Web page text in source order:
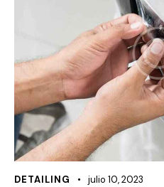
DETAILING julio 10, 2023